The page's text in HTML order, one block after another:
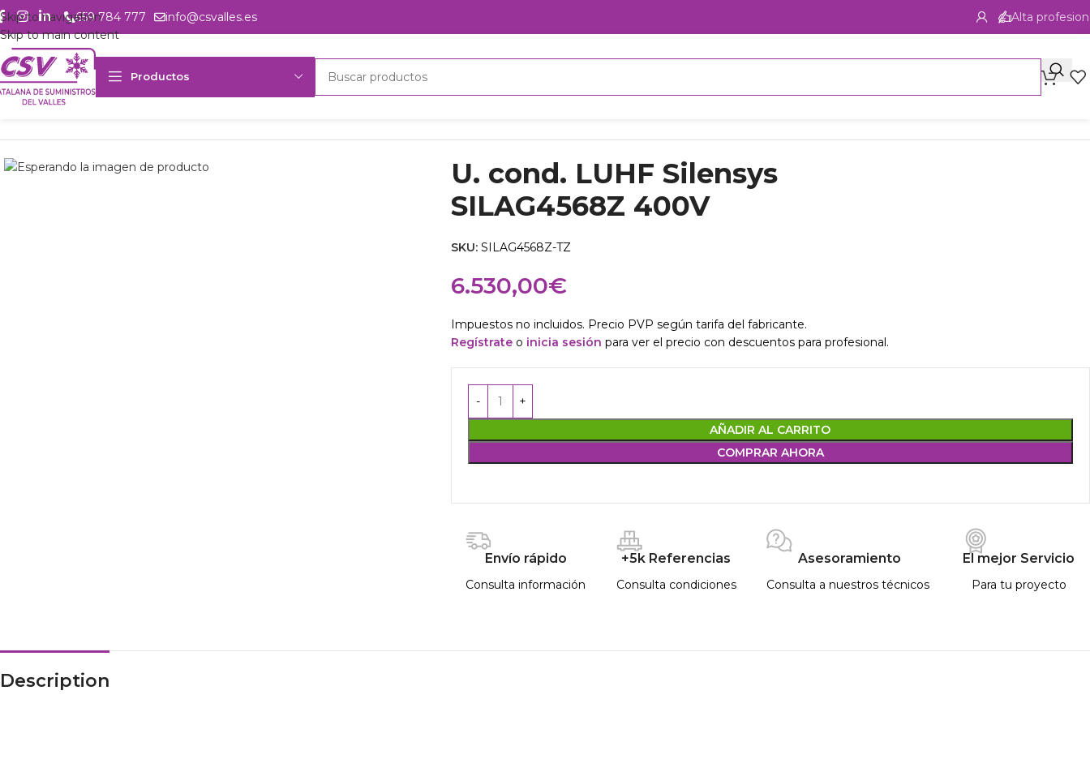
Skip to navigation
Skip to main content
659 784 777 info@csvalles.es Alta
Productos
Inicio Productos
U. cond. LUHF Silensys
SILAG4568Z 400V
SKU: SILAG4568Z-TZ
6.530,00€
Impuestos no incluidos. Precio PVP según tarifa del fabricante.
Regístrateo inicia sesión para ver el precio con descuentos para profesional.
AÑADIR AL CARRITO
COMPRAR AHORA
Envío rápido
Consulta información
+5k Referencias
Consulta condiciones
Asesoramiento
Consulta a nuestros técnicos
El mejor Servicio
Para tu proyecto
Description